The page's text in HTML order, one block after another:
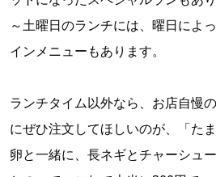
～土曜日のランチには、曜日によ
インメニューもあります。
ランチタイム以外なら、お店自慢
にぜひ注文してほしいのが、「た
卵と一緒に、長ネギとチャーシュ